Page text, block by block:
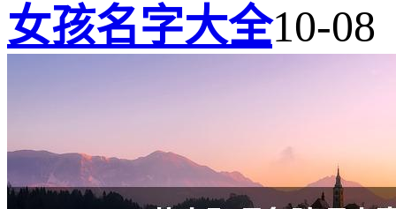
女孩名字大全10-08